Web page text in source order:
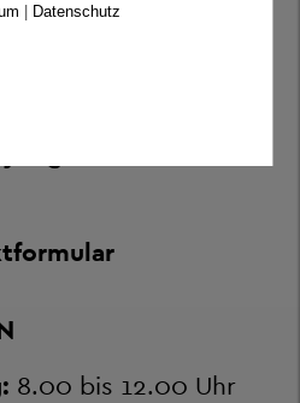
8.00 bis 12.00 Uhr
Datenschutz